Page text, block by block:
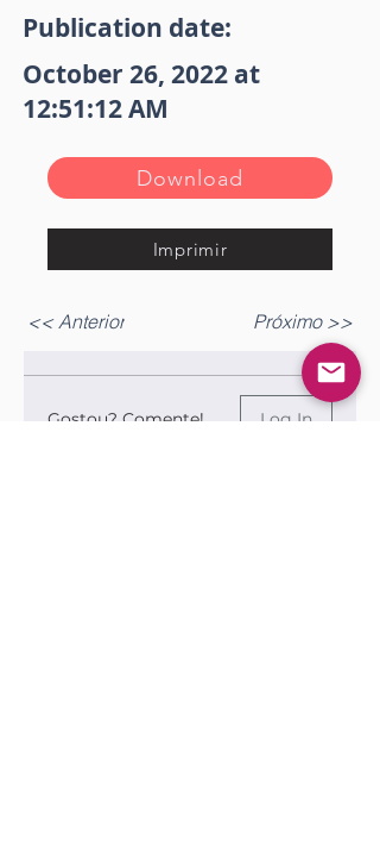
Publication date:
October 26, 2022 at
12:51:12 AM
Download
Imprimir
<< Anterior Próximo >>
Gostou? Comente! Log In